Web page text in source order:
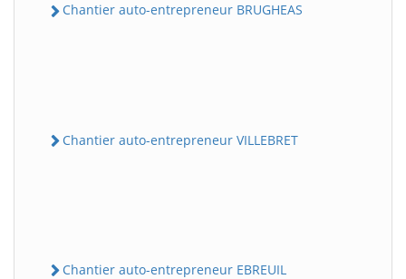
Chantier auto-entrepreneur BRUGHEAS
Chantier auto-entrepreneur VILLEBRET
Chantier auto-entrepreneur EBREUIL